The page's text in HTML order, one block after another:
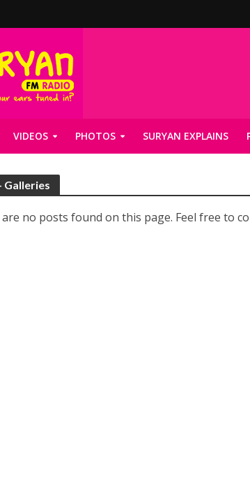
VIDEOS PHOTOS SURYAN EXPLAINS
Galleries
no posts found on this page. Feel free to